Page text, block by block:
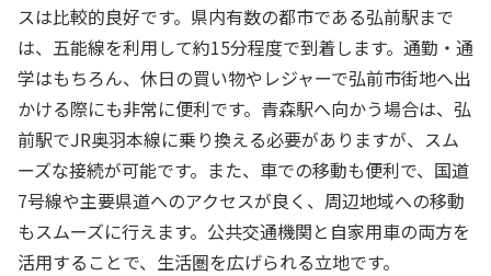
スは比較的良好です。県内有数の都市である弘前駅まで
は、五能線を利用して約15分程度で到着します。通勤・通
学はもちろん、休日の買い物やレジャーで弘前市街地へ出
かける際にも非常に便利です。青森駅へ向かう場合は、弘
前駅でJR奥羽本線に乗り換える必要がありますが、スム
ーズな接続が可能です。また、車での移動も便利で、国道
7号線や主要県道へのアクセスが良く、周辺地域への移動
もスムーズに行えます。公共交通機関と自家用車の両方を
活用することで、生活圏を広げられる立地です。